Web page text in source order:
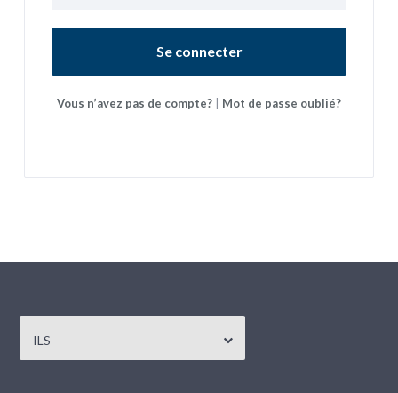
Se connecter
Vous n’avez pas de compte? Mot de passe oublié?
ILS